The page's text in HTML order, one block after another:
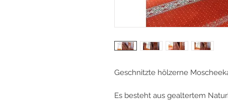
Geschnitzte hölzerne
Es besteht aus gealtertem